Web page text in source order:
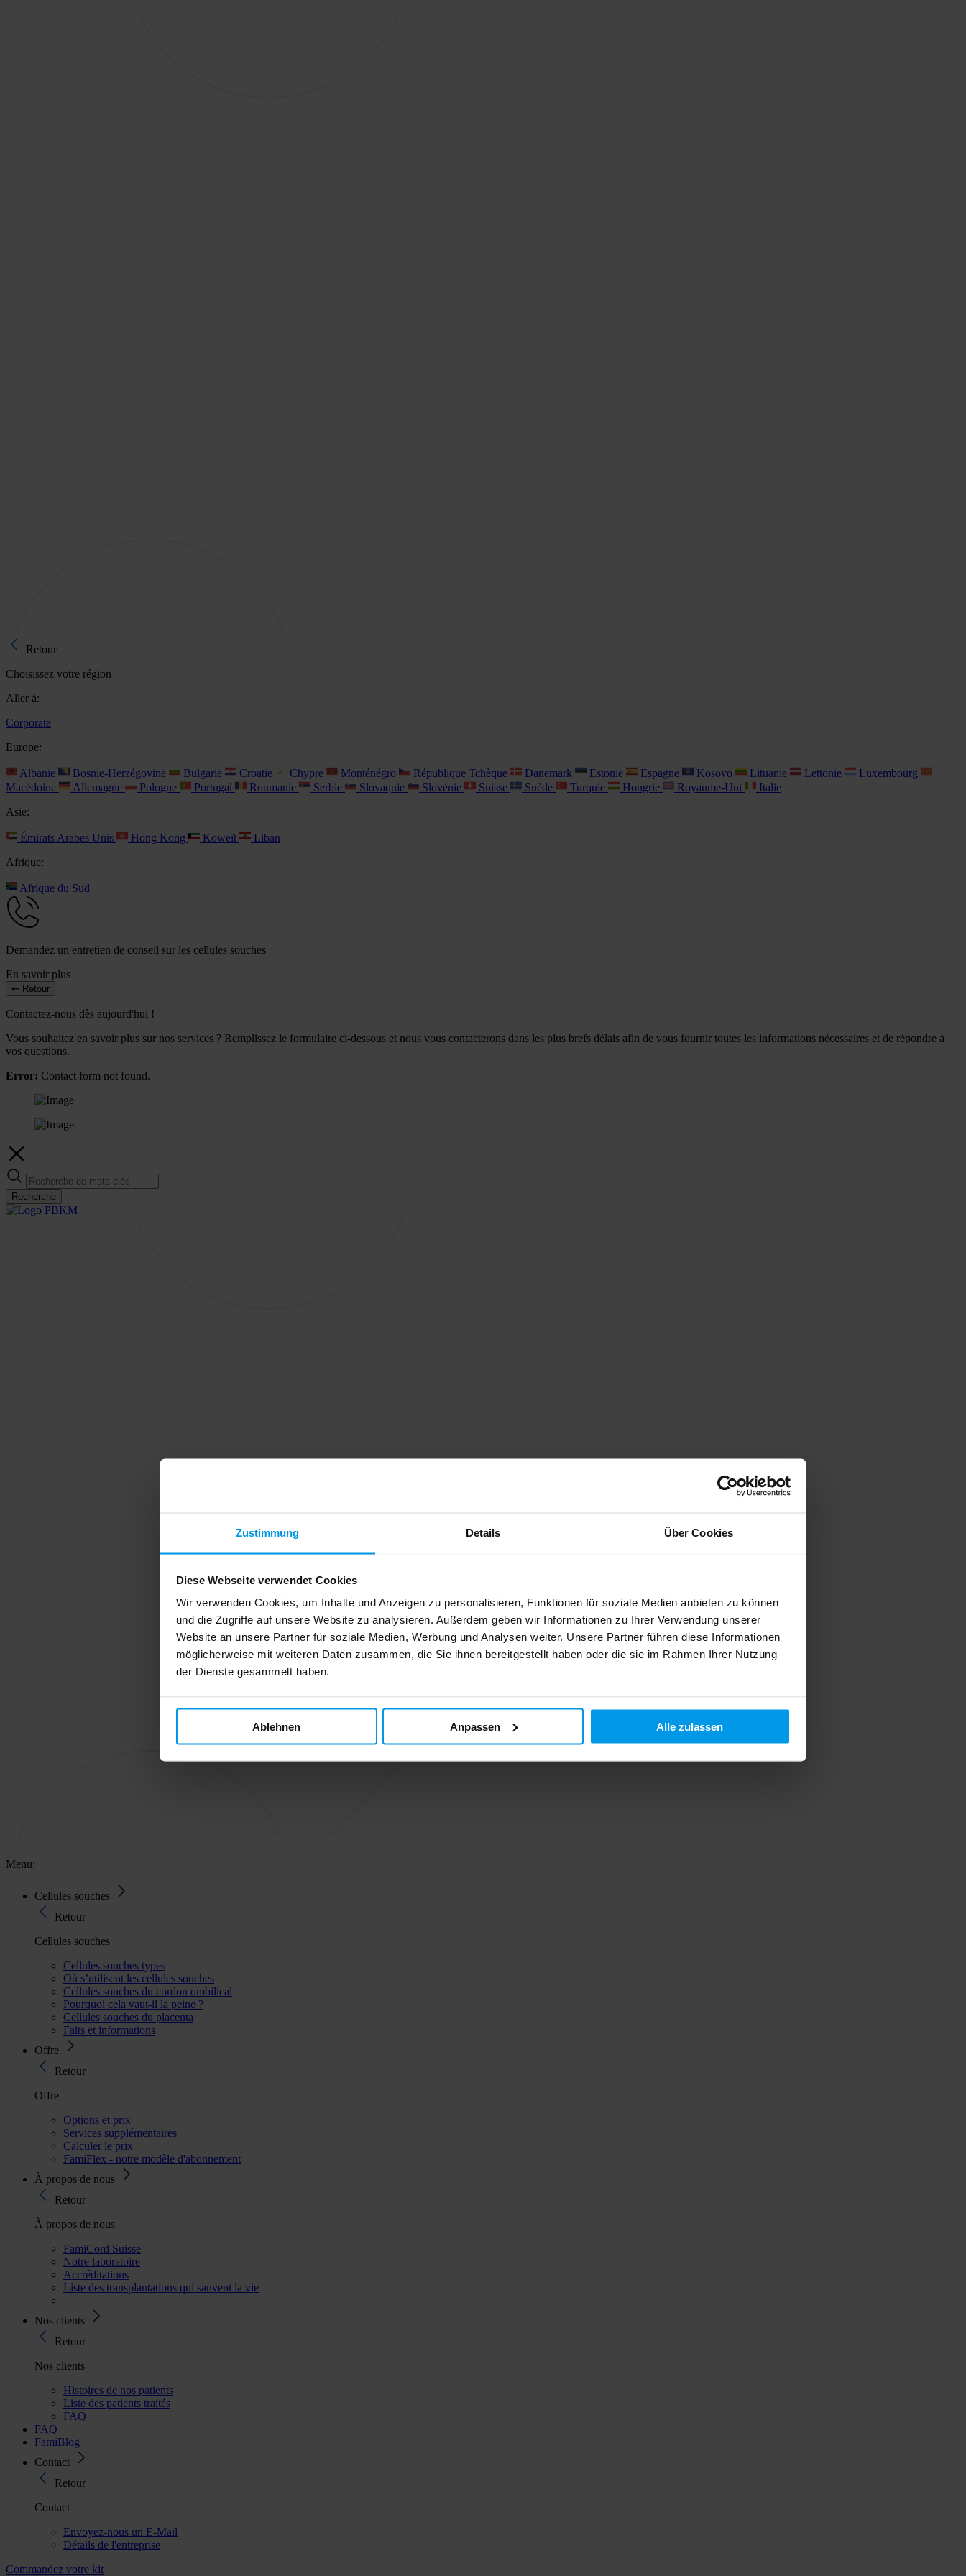
Zustimmung Details Über Cookies
Diese Webseite verwendet Cookies
Wir verwenden Cookies, um Inhalte und Anzeigen zu personalisieren, Funktionen für soziale Medien anbieten zu können
und die Zugriffe auf unsere Website zu analysieren. Außerdem geben wir Informationen zu Ihrer Verwendung unserer
Website an unsere Partner für soziale Medien, Werbung und Analysen weiter. Unsere Partner führen diese Informationen
möglicherweise mit weiteren Daten zusammen, die Sie ihnen bereitgestellt haben oder die sie im Rahmen Ihrer Nutzung
der Dienste gesammelt haben.
Ablehnen Anpassen Alle zulassen
Retour
Choisissez votre région
Aller à:
Corporate
Europe:
Albanie Bosnie-Herzégovine Bulgarie Croatie Chypre Monténégro République Tchèque Danemark Estonie Espagne Kosovo Lituanie Lettonie
Luxembourg
Macédoine
Allemagne Pologne Portugal Roumanie Serbie Slovaquie Slovénie Suisse Suède Turquie Hongrie Royaume-Uni
Italie
Asie:
Émirats Arabes Unis Hong Kong Koweït
Liban
Afrique:
Afrique du Sud
Demandez un entretien de conseil sur les cellules souches
En savoir plus
Retour
Contactez-nous dès aujourd'hui !
Vous souhaitez en savoir plus sur nos services ? Remplissez le formulaire ci-dessous et nous vous contacterons dans les plus brefs délais afin de vous fournir toutes les informations nécessaires et de répondre à
vos questions.
Error: Contact form not found.
Recherche
Menu:
Cellules souches
Retour
Cellules souches
Cellules souches types
Où s’utilisent les cellules souches
Cellules souches du cordon ombilical
Pourquoi cela vaut-il la peine ?
Cellules souches du placenta
Faits et informations
Offre
Retour
Offre
Options et prix
Services supplémentaires
Calculer le prix
FamiFlex - notre modèle d'abonnement
À propos de nous
Retour
À propos de nous
FamiCord Suisse
Notre laboratoire
Accréditations
Liste des transplantations qui sauvent la vie
Nos clients
Retour
Nos clients
Histoires de nos patients
Liste des patients traités
FAQ
FAQ
FamiBlog
Contact
Retour
Contact
Envoyez-nous un E-Mail
Détails de l'entreprise
Commandez votre kit